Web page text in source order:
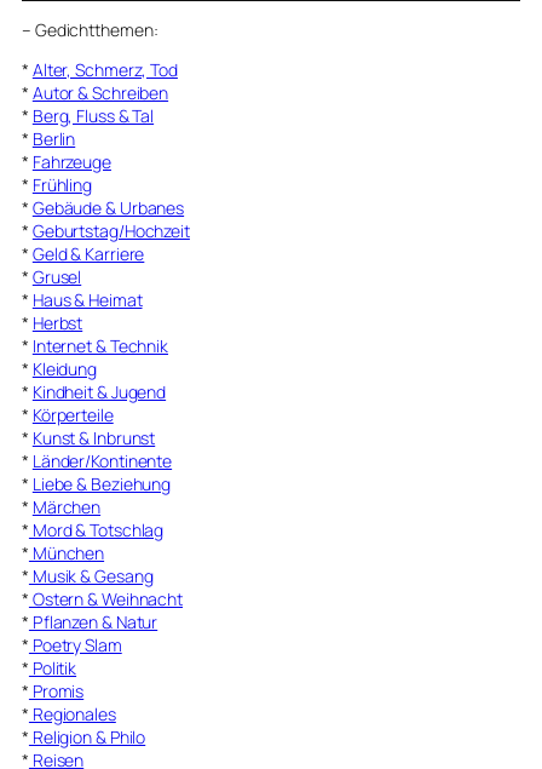
– Gedichtthemen:
* Alter, Schmerz, Tod
* Autor & Schreiben
* Berg, Fluss & Tal
* Berlin
* Fahrzeuge
* Frühling
* Gebäude & Urbanes
* Geburtstag/Hochzeit
* Geld & Karriere
* Grusel
* Haus & Heimat
* Herbst
* Internet & Technik
* Kleidung
* Kindheit & Jugend
* Körperteile
* Kunst & Inbrunst
* Länder/Kontinente
* Liebe & Beziehung
* Märchen
* Mord & Totschlag
* München
* Musik & Gesang
* Ostern & Weihnacht
* Pflanzen & Natur
* Poetry Slam
* Politik
* Promis
* Regionales
* Religion & Philo
* Reisen